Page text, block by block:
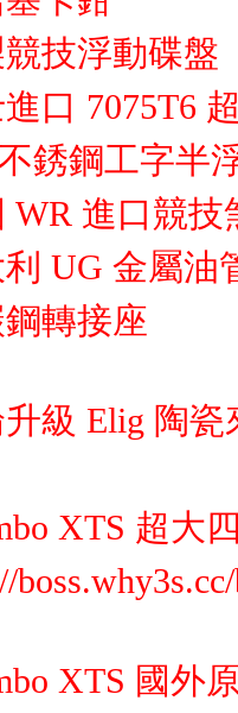
技浮動碟盤
口 7075T6
銹鋼工字半
WR 進口競技
UG 金屬油
轉接座
級 Elig 陶瓷
XTS 超大
XTS 國外